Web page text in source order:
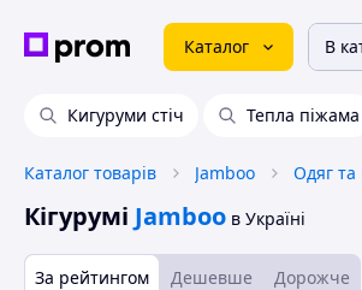
Каталог В
Кигуруми стіч Тепла піжама
Каталог товарів Jamboo Одяг та
Кігурумі Jamboo в Україні
За рейтингом Дешевше Дорожче